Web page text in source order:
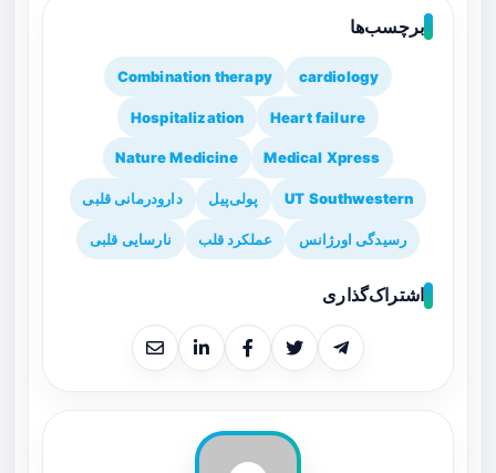
برچسب‌ها
cardiology
Combination therapy
Heart failure
Hospitalization
Medical Xpress
Nature Medicine
UT Southwestern پولی‌پیل دارودرمانی قلبی
رسیدگی اورژانس عملکرد قلب نارسایی قلبی
اشتراک‌گذاری